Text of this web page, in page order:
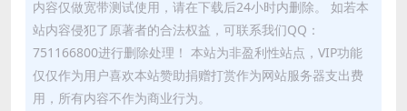
内容仅做宽带测试使用，请在下载后24小时内删除。 如若本
站内容侵犯了原著者的合法权益，可联系我们QQ：
751166800进行删除处理！ 本站为非盈利性站点，VIP功能
仅仅作为用户喜欢本站赞助捐赠打赏作为网站服务器支出费
用，所有内容不作为商业行为。